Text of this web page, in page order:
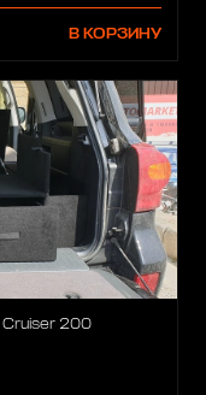
В КОРЗИНУ
Cruiser 200